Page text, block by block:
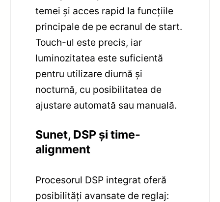
temei și acces rapid la funcțiile
principale de pe ecranul de start.
Touch-ul este precis, iar
luminozitatea este suficientă
pentru utilizare diurnă și
nocturnă, cu posibilitatea de
ajustare automată sau manuală.
Sunet, DSP și time-
alignment
Procesorul DSP integrat oferă
posibilități avansate de reglaj: